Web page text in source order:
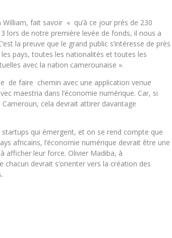
fait savoir « qu’à ce jour prés de 230
lors de notre première levée de fonds, il nous a
la preuve que le grand public s’intéresse de près
pays, toutes les nationalités et toutes les
avec la nation camerounaise ».
de faire chemin avec une application venue
maestria dans l’économie numérique. Car, si
cela devrait attirer davantage
qui émergent, et on se rend compte que
africains, l’économie numérique devrait être une
afficher leur force. Olivier Madiba, à
chacun devrait s’orienter vers la création des